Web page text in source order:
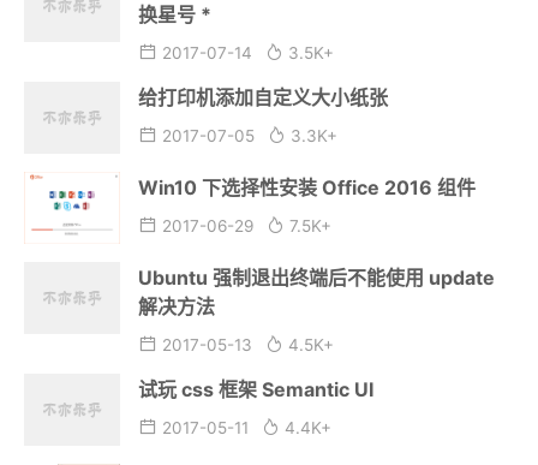
换星号 *
2017-07-14 3.5K+
给打印机添加自定义大小纸张
2017-07-05 3.3K+
Win10 下选择性安装 Office 2016 组件
2017-06-29 7.5K+
Ubuntu 强制退出终端后不能使用 update
解决方法
2017-05-13 4.5K+
试玩 css 框架 Semantic UI
2017-05-11 4.4K+